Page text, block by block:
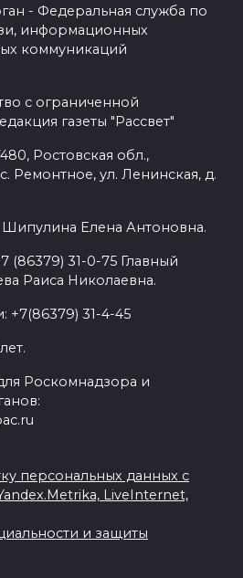
- Федеральная служба по
информационных
коммуникаций
с ограниченной
газеты "Рассвет"
Ростовская обл.,
Ремонтное, ул. Ленинская, д.
Елена Антоновна.
(86379) 31-0-75 Главный
Раиса Николаевна.
+7(86379) 31-4-45
Роскомнадзора и
персональных данных с
LiveInternet,
и защиты